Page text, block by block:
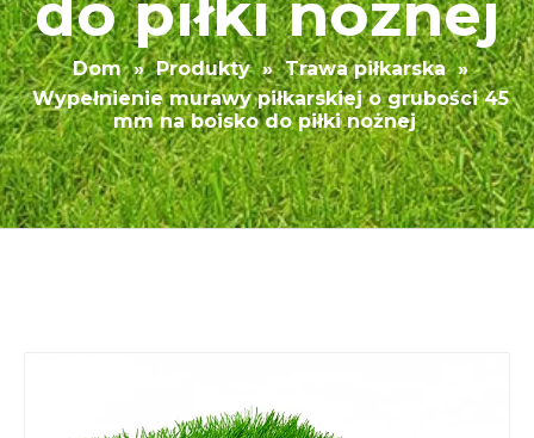
do piłki nożnej
Dom » Produkty » Trawa piłkarska »
Wypełnienie murawy piłkarskiej o grubości 45
mm na boisko do piłki nożnej